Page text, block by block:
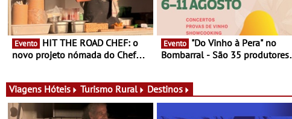
Evento
novo projeto nómada do Chef
que percorre Portugal
Evento
Bombarral - São 35 produtores,
Viagens Hóteis Turismo Rural Destinos